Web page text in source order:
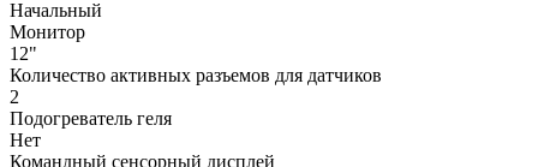
Начальный
Монитор
12"
Количество активных разъемов для датчиков
2
Подогреватель геля
Нет
Командный сенсорный дисплей